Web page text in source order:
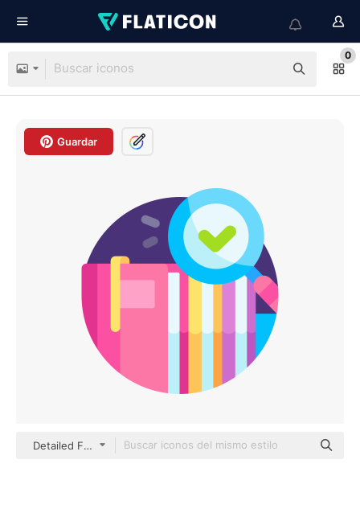
0
Guardar
Detailed Flat Circular Flat